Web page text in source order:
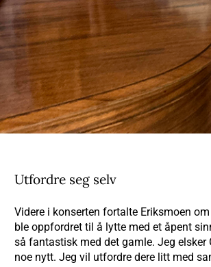
Utfordre seg selv
Videre i konserten fortalte Eriksmoen
ble oppfordret til å lytte med et åpent
så fantastisk med det gamle. Jeg
noe nytt. Jeg vil utfordre dere litt med